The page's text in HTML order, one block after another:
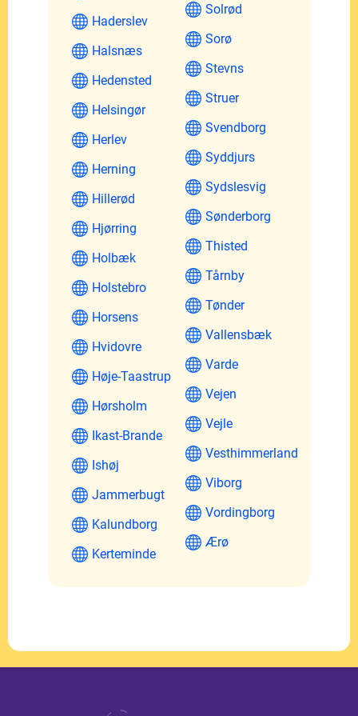
Haderslev
Halsnæs
Hedensted
Helsingør
Herlev
Herning
Hillerød
Hjørring
Holbæk
Holstebro
Horsens
Hvidovre
Høje-Taastrup
Hørsholm
Ikast-Brande
Ishøj
Jammerbugt
Kalundborg
Kerteminde
Solrød
Sorø
Stevns
Struer
Svendborg
Syddjurs
Sydslesvig
Sønderborg
Thisted
Tårnby
Tønder
Vallensbæk
Varde
Vejen
Vejle
Vesthimmerland
Viborg
Vordingborg
Ærø